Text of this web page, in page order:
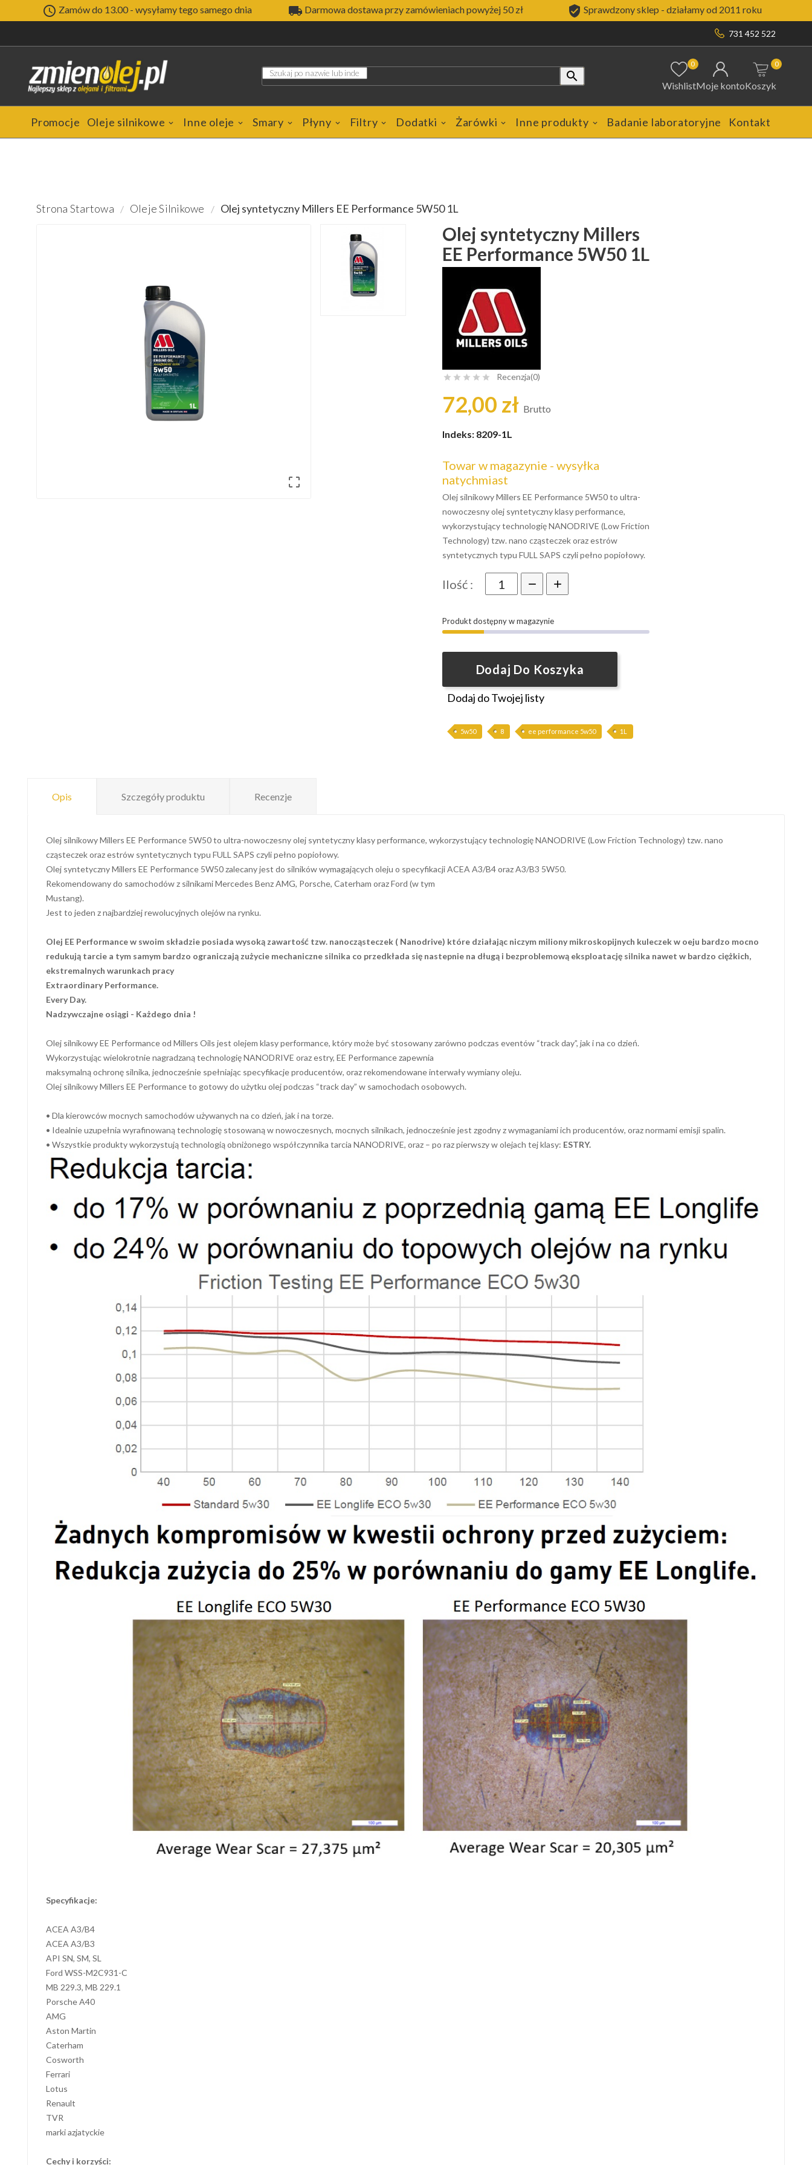
 Zamów do 13.00 - wysyłamy tego samego dnia  Darmowa dostawa przy zamówieniach powyżej 50 zł  Sprawdzony sklep - działamy od 2011 roku
731 452 522

0
WishlistMoje kontoKoszyk
0
Promocje Oleje silnikowe Inne oleje Smary Płyny Filtry Dodatki Żarówki Inne produkty Badanie laboratoryjne Kontakt
Strona Startowa Oleje Silnikowe Olej syntetyczny Millers EE Performance 5W50 1L

Olej syntetyczny Millers
EE Performance 5W50 1L
     Recenzja(0)
72,00 zł Brutto
Indeks: 8209-1L
Towar w magazynie - wysyłka
natychmiast
Olej silnikowy Millers EE Performance 5W50 to ultra-
nowoczesny olej syntetyczny klasy performance,
wykorzystujący technologię NANODRIVE (Low Friction
Technology) tzw. nano cząsteczek oraz estrów
syntetycznych typu FULL SAPS czyli pełno popiołowy.
Ilość :
Produkt dostępny w magazynie
Dodaj Do Koszyka
Dodaj do Twojej listy
5w50 8 ee performance 5w50 1L
Opis Szczegóły produktu Recenzje
Olej silnikowy Millers EE Performance 5W50 to ultra-nowoczesny olej syntetyczny klasy performance, wykorzystujący technologię NANODRIVE (Low Friction Technology) tzw. nano
cząsteczek oraz estrów syntetycznych typu FULL SAPS czyli pełno popiołowy.
Olej syntetyczny Millers EE Performance 5W50 zalecany jest do silników wymagających oleju o specyfikacji ACEA A3/B4 oraz A3/B3 5W50.
Rekomendowany do samochodów z silnikami Mercedes Benz AMG, Porsche, Caterham oraz Ford (w tym
Mustang).
Jest to jeden z najbardziej rewolucyjnych olejów na rynku.
Olej EE Performance w swoim składzie posiada wysoką zawartość tzw. nanocząsteczek ( Nanodrive) które działając niczym miliony mikroskopijnych kuleczek w oeju bardzo mocno
redukują tarcie a tym samym bardzo ograniczają zużycie mechaniczne silnika co przedkłada się nastepnie na długą i bezproblemową eksploatację silnika nawet w bardzo ciężkich,
ekstremalnych warunkach pracy
Extraordinary Performance.
Every Day.
Nadzywczajne osiągi - Każdego dnia !
Olej silnikowy EE Performance od Millers Oils jest olejem klasy performance, który może być stosowany zarówno podczas eventów “track day”, jak i na co dzień.
Wykorzystując wielokrotnie nagradzaną technologię NANODRIVE oraz estry, EE Performance zapewnia
maksymalną ochronę silnika, jednocześnie spełniając specyfikacje producentów, oraz rekomendowane interwały wymiany oleju.
Olej silnikowy Millers EE Performance to gotowy do użytku olej podczas “track day” w samochodach osobowych.
• Dla kierowców mocnych samochodów używanych na co dzień, jak i na torze.
• Idealnie uzupełnia wyrafinowaną technologię stosowaną w nowoczesnych, mocnych silnikach, jednocześnie jest zgodny z wymaganiami ich producentów, oraz normami emisji spalin.
• Wszystkie produkty wykorzystują technologią obniżonego współczynnika tarcia NANODRIVE, oraz – po raz pierwszy w olejach tej klasy: ESTRY.
Specyfikacje:
ACEA A3/B4
ACEA A3/B3
API SN, SM, SL
Ford WSS-M2C931-C
MB 229.3, MB 229.1
Porsche A40
AMG
Aston Martin
Caterham
Cosworth
Ferrari
Lotus
Renault
TVR
marki azjatyckie
Cechy i korzyści: